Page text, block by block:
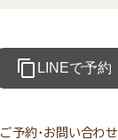
content_copy LINEで予約
ご予約・お問い合わせ